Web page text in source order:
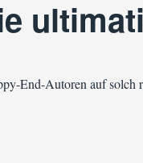
End-Autoren auf solch